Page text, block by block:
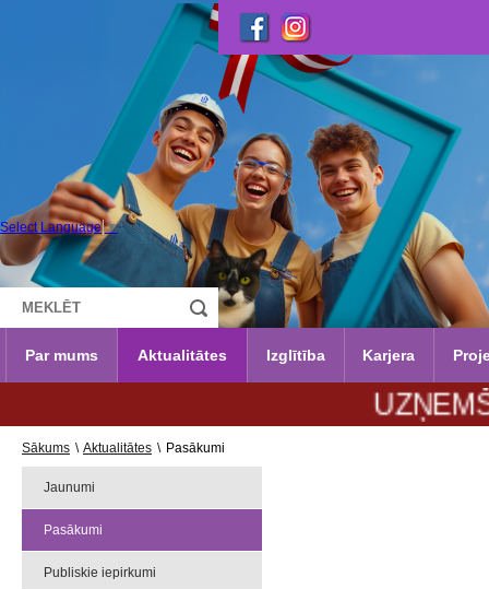
Select Language ▼
Par mums Aktualitātes Izglītība Karjera
Sākums \ Aktualitātes \ Pasākumi
Jaunumi
Pasākumi
Publiskie iepirkumi